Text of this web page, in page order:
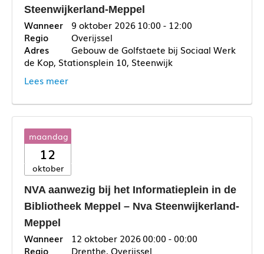
Steenwijkerland-Meppel
9 oktober 2026 10:00 - 12:00
Overijssel
Gebouw de Golfstaete bij Sociaal Werk
de Kop, Stationsplein 10, Steenwijk
Lees meer
maandag
12
oktober
NVA aanwezig bij het Informatieplein in de
Bibliotheek Meppel – Nva Steenwijkerland-
Meppel
12 oktober 202600:00 - 00:00
Drenthe, Overijssel